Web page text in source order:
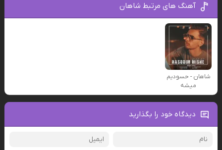
آهنگ های مرتبط شاهان
شاهان - حسودیم
میشه
دیدگاه خود را بگذارید